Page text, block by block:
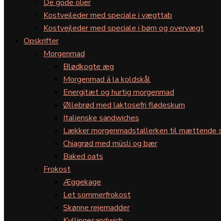
De gode olier
Kostvejleder med speciale i vægttab
Kostvejleder med speciale i børn og overvægt
Opskrifter
Morgenmad
Blødkogte æg
Morgenmad á la koldskål
Energitæt og hurtig morgenmad
Øllebrød med laktosefri flødeskum
Italienske sandwiches
Lækker morgenmadstallerken til mættende
Chiagrød med müsli og bær
Baked oats
Frokost
Æggekage
Let sommerfrokost
Skønne rejemadder